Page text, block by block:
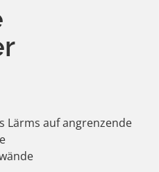
Lärms auf angrenzende